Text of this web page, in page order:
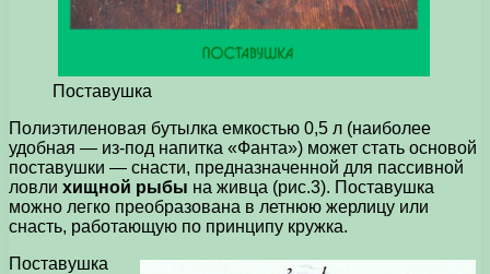
Поставушка
Полиэтиленовая бутылка емкостью 0,5 л (наиболее
удобная — из-под напитка «Фанта») может стать основой
поставушки — снасти, предназначенной для пассивной
ловли хищной рыбы на живца (рис.3). Поставушка
можно легко преобразована в летнюю жерлицу или
снасть, работающую по принципу кружка.
Поставушка